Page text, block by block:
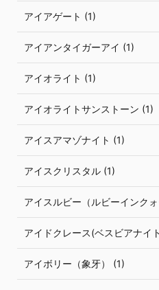
アイアゲート (1)
アイアンタイガーアイ (1)
アイオライト (1)
アイオライトサンストーン (1)
アイスアマゾナイト (1)
アイスクリスタル (1)
アイスルビー（ルビーインク
アイドクレース(ベスビアナイ
アイボリー（象牙） (1)